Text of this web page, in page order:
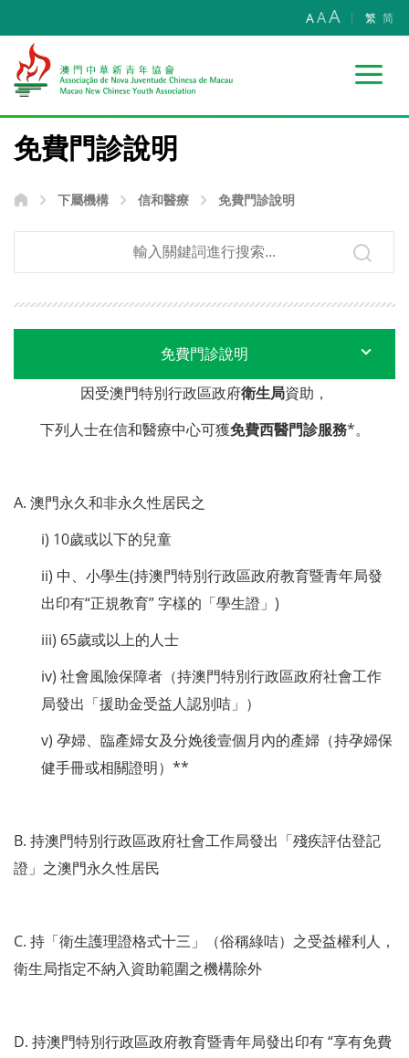
AAA 繁 简
免費門診說明
下屬機構 信和醫療 免費門診說明
免費門診說明
因受澳門特別行政區政府衛生局資助，
下列人士在信和醫療中心可獲免費西醫門診服務*。
A. 澳門永久和非永久性居民之
i) 10歲或以下的兒童
ii) 中、小學生(持澳門特別行政區政府教育暨青年局發
出印有“正規教育” 字樣的「學生證」)
iii) 65歲或以上的人士
iv) 社會風險保障者（持澳門特別行政區政府社會工作
局發出「援助金受益人認別咭」）
v) 孕婦、臨產婦女及分娩後壹個月內的產婦（持孕婦保
健手冊或相關證明）**
B. 持澳門特別行政區政府社會工作局發出「殘疾評估登記
證」之澳門永久性居民
C. 持「衛生護理證格式十三」（俗稱綠咭）之受益權利人，
衛生局指定不納入資助範圍之機構除外
D. 持澳門特別行政區政府教育暨青年局發出印有 “享有免費